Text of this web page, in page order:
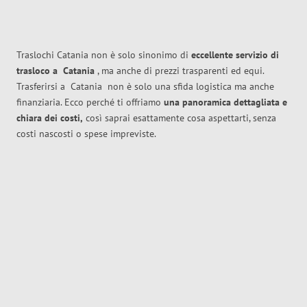
Traslochi Catania non è solo sinonimo di eccellente servizio di
trasloco a Catania , ma anche di prezzi trasparenti ed equi.
Trasferirsi a Catania non è solo una sfida logistica ma anche
finanziaria. Ecco perché ti offriamo una panoramica dettagliata e
chiara dei costi, così saprai esattamente cosa aspettarti, senza
costi nascosti o spese impreviste.